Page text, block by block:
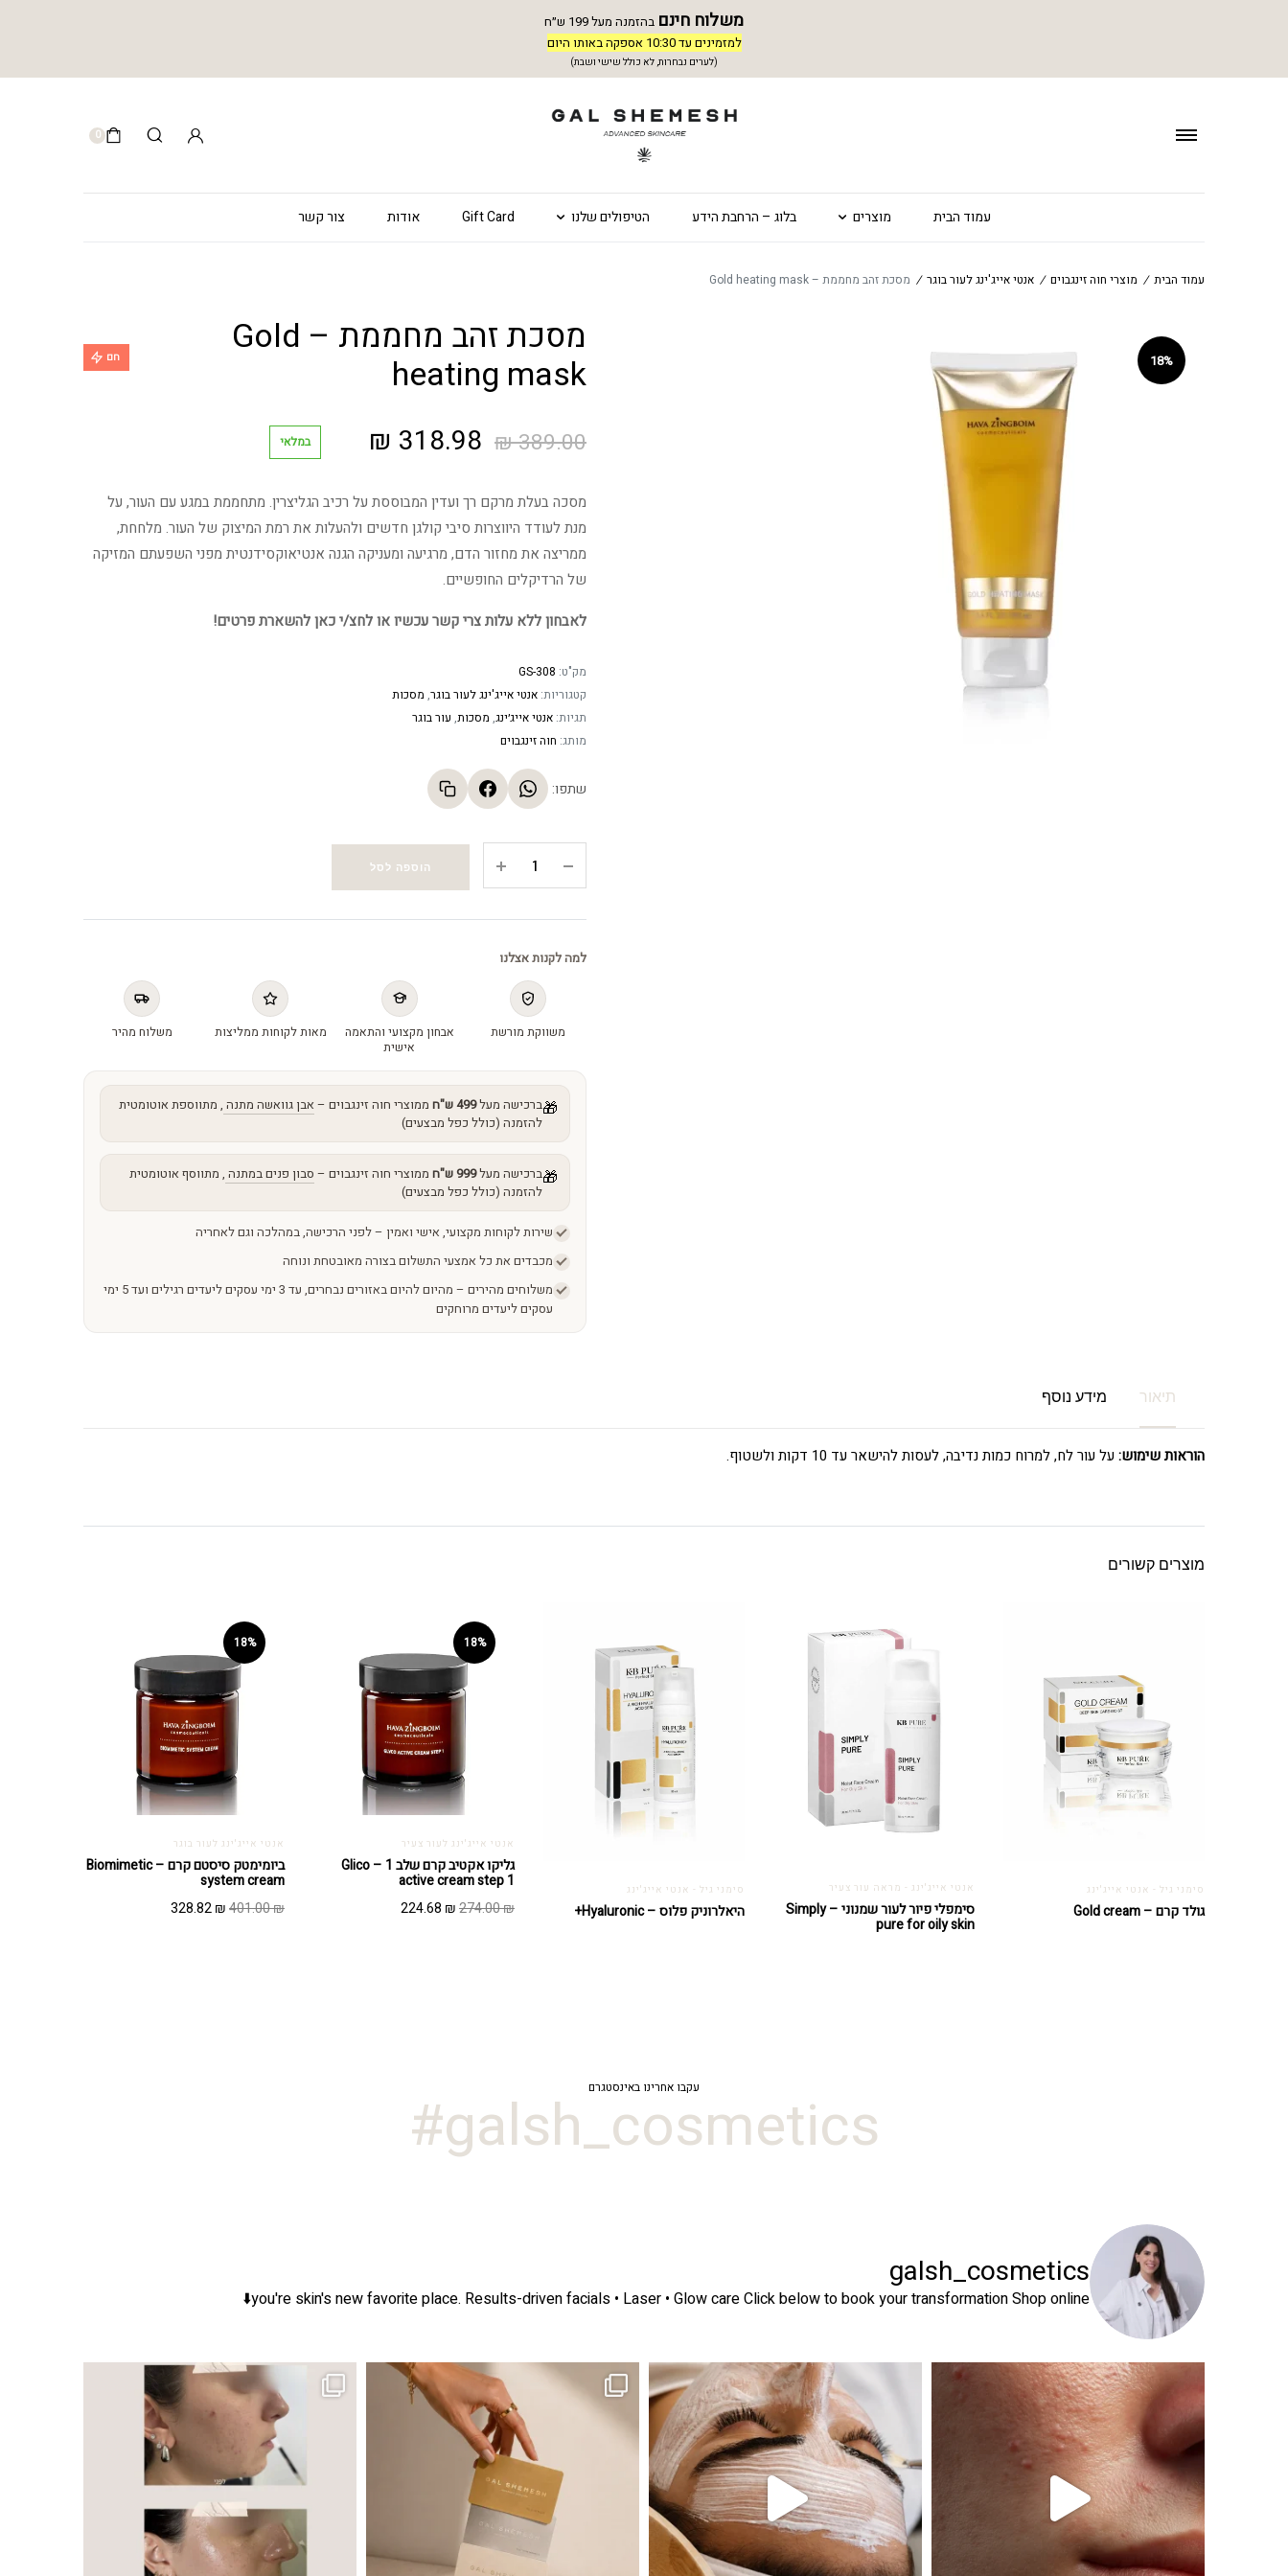
משלוח חינם בהזמנה מעל 199 ש״ח
למזמינים עד 10:30 אספקה באותו היום
(לערים נבחרות, לא כולל שישי ושבת)
0
עמוד הבית מוצרים בלוג – הרחבת הידע הטיפולים שלנו Gift Card אודות צור קשר
עמוד הבית / מוצרי חוה זינגבוים / אנטי אייג'ינג לעור בוגר / מסכת זהב מחממת – Gold heating mask
18%
מסכת זהב מחממת – Gold
heating mask
חם
389.00
₪ המחיר
המקורי
היה:
389.00 ₪.
318.98
₪ המחיר
הנוכחי
הוא:
במלאי
מסכה בעלת מרקם רך ועדין המבוססת על רכיב הגליצרין. מתחממת במגע עם העור, על
מנת לעודד היווצרות סיבי קולגן חדשים ולהעלות את רמת המיצוק של העור. מלחחת,
ממריצה את מחזור הדם, מרגיעה ומעניקה הגנה אנטיאוקסידנטית מפני השפעתם המזיקה
של הרדיקלים החופשיים.
לאבחון ללא עלות צרי קשר עכשיו או לחצ/י כאן להשארת פרטים!
מק"ט: GS-308
קטגוריות: אנטי אייג'ינג לעור בוגר, מסכות
תגיות: אנטי אייג׳ינג, מסכות, עור בוגר
מותג: חוה זינגבוים
שתפו:
זהב
-
heating
mask
quantity
הוספה לסל
למה לקנות אצלנו
משווקת מורשת
אבחון מקצועי והתאמה
אישית
מאות לקוחות ממליצות משלוח מהיר
🎁ברכישה מעל499 ש"ח ממוצרי חוה זינגבוים – אבן גוואשה מתנה , מתווספת אוטומטית
להזמנה (כולל כפל מבצעים)
🎁ברכישה מעל999 ש"ח ממוצרי חוה זינגבוים – סבון פנים במתנה , מתווסף אוטומטית
להזמנה (כולל כפל מבצעים)
שירות לקוחות מקצועי, אישי ואמין – לפני הרכישה, במהלכה וגם לאחריה
מכבדים את כל אמצעי התשלום בצורה מאובטחת ונוחה
משלוחים מהירים – מהיום להיום באזורים נבחרים, עד 3 ימי עסקים ליעדים רגילים ועד 5 ימי
עסקים ליעדים מרוחקים
תיאור מידע נוסף
הוראות שימוש:על עור לח, למרוח כמות נדיבה, לעסות להישאר עד 10 דקות ולשטוף.
מוצרים קשורים
סימני גיל - אנטי אייג'ינג
גולד קרם – Gold cream
אנטי אייג'ינג - מראה עור צעיר
סימפלי פיור לעור שמנוני – Simply
pure for oily skin
סימני גיל - אנטי אייג'ינג
היאלרוניק פלוס – Hyaluronic+
18%
אנטי אייג'ינג לעור צעיר
גליקו אקטיב קרם שלב 1 – Glico
active cream step 1
274.00₪
המחיר224.68 ₪
המחיר
18%
אנטי אייג'ינג לעור בוגר
ביומימטק סיסטם קרם – Biomimetic
system cream
401.00₪
המחיר328.82₪
המחיר
עקבו אחרינו באינסטגרם
galsh_cosmetics#
galsh_cosmetics
you're skin's new favorite place. Results-driven facials • Laser • Glow careClick below to book your transformationShop online⬇️
טיפול פנים נכון הוא הרבה מעבר לניקוי העור. המטרה ה זה קורה! מועדון החברות שלנו סוף סוף נפתח. מהיום, אקנה הוא אחד המצבים הנפוצים ביותר בעור, אך לכל עור